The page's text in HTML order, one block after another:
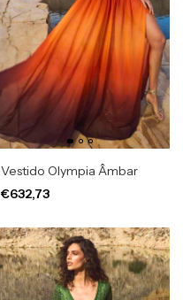
Vestido Olympia Âmbar
€632,73